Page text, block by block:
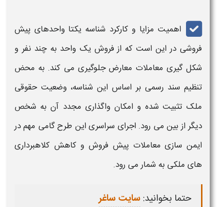
اهمیت مزایا و کارکرد شناسه یکتا واحدهای پیش
فروشی در این است که از فروش یک واحد به چند نفر و
شکل گیری معاملات معارض جلوگیری می کند. به محض
تنظیم سند رسمی بر اساس این شناسه، وضعیت حقوقی
ملک تثبیت شده و امکان واگذاری مجدد آن به شخص
دیگر از بین می رود. اجرای سراسری این طرح گامی مهم در
ایمن سازی معاملات پیش فروش و کاهش کلاهبرداری
های ملکی به شمار می رود.
حتما بخوانید:سایت ساغر